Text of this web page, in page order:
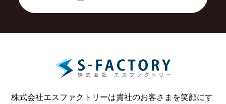
株式会社エスファクトリーは貴社のお客さまを笑顔にす